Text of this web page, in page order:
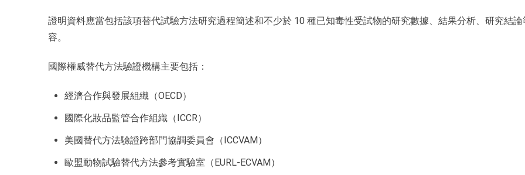
證明資料應當包括該項替代試驗方法研究過程簡述和不少於 10 種已知毒性受試物的研究數據、結果分析、研究結論
容。
國際權威替代方法驗證機構主要包括：
經濟合作與發展組織（OECD）
國際化妝品監管合作組織（ICCR）
美國替代方法驗證跨部門協調委員會（ICCVAM）
歐盟動物試驗替代方法參考實驗室（EURL-ECVAM）